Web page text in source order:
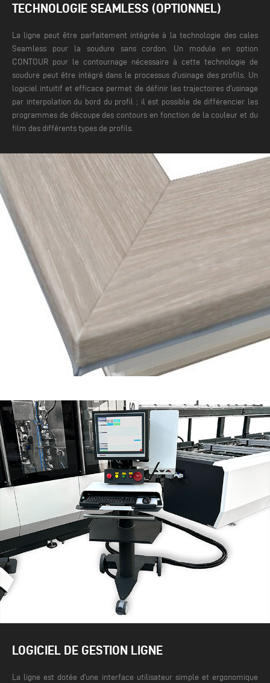
TECHNOLOGIE SEAMLESS (OPTIONNEL)
La ligne peut être parfaitement intégrée à la technologie des cales
Seamless pour la soudure sans cordon. Un module en option
CONTOUR pour le contournage nécessaire à cette technologie de
soudure peut être intégré dans le processus d'usinage des profils. Un
logiciel intuitif et efficace permet de définir les trajectoires d'usinage
par interpolation du bord du profil ; il est possible de différencier les
programmes de découpe des contours en fonction de la couleur et du
film des différents types de profils.
LOGICIEL DE GESTION LIGNE
La ligne est dotée d'une interface utilisateur simple et ergonomique